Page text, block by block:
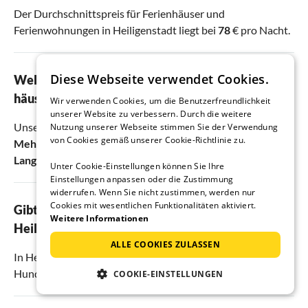
Der Durchschnittspreis für Ferienhäuser und
Ferienwohnungen in Heiligenstadt liegt bei 78€ pro Nacht.
Welche sind die besten Ferienwohnungen und -
häuser in Heiligenstadt?
Unsere Gäste haben die Ferienunterkünfte
Mehrbettzimmer ,DoppelzimmerundFerienwohnung
Lang am Radweg in Heiligenstadt am besten bewertet.
Gibt es hundefreundliche Ferienwohnungen in
Heiligenstadt?
In Heiligenstadt gibt es6Ferienunterkünfte, in denen
Hunde erlaubt sind.
Diese Webseite verwendet Cookies.
Wir verwenden Cookies, um die Benutzerfreundlichkeit
unserer Website zu verbessern. Durch die weitere
Nutzung unserer Webseite stimmen Sie der Verwendung
von Cookies gemäß unserer Cookie-Richtlinie zu.
Unter Cookie-Einstellungen können Sie Ihre
Einstellungen anpassen oder die Zustimmung
widerrufen. Wenn Sie nicht zustimmen, werden nur
Cookies mit wesentlichen Funktionalitäten aktiviert.
Weitere Informationen
ALLE COOKIES ZULASSEN
COOKIE-EINSTELLUNGEN